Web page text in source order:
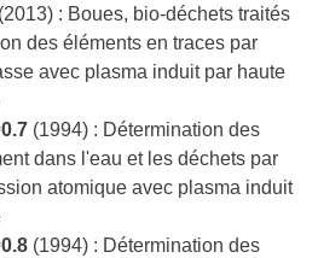
(2013) : Boues, bio-déchets traités
des éléments en traces par
avec plasma induit par haute
(1994) : Détermination des
dans l'eau et les déchets par
atomique avec plasma induit
(1994) : Détermination des